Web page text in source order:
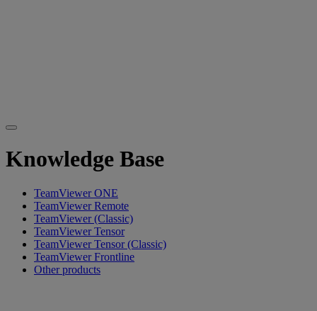
Knowledge Base
TeamViewer ONE
TeamViewer Remote
TeamViewer (Classic)
TeamViewer Tensor
TeamViewer Tensor (Classic)
TeamViewer Frontline
Other products